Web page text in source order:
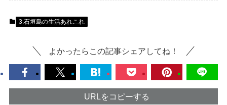
3.石垣島の生活あれこれ
よかったらこの記事シェアしてね！
URLをコピーする